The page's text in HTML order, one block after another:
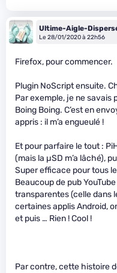
Ultime-Aigle-
Le 28/01/2020 à 22h56
Firefox, pour commencer.
Plugin NoScript ensuite.
Par exemple, je ne savais
Boing Boing. C’est en
appris : il m’a engueulé !
Et pour parfaire le tout :
(mais la µSD m’a lâché),
Super efficace pour tous
Beaucoup de pub
transparentes (celle dans
certaines applis Android,
et puis … Rien ! Cool !
Par contre, cette histoire